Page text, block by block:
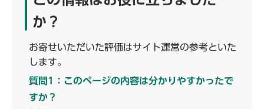
か？
お寄せいただいた評価はサイト運営の参考といた
します。
質問1：このページの内容は分かりやすかったで
すか？